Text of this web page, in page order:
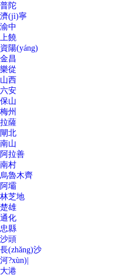
普陀
濟(jì)寧
渝中
上饒
資陽(yáng)
金昌
樂從
山西
六安
保山
梅州
拉薩
閘北
南山
阿拉善
南村
烏魯木齊
阿壩
林芝地
楚雄
通化
忠縣
沙頭
長(zhǎng)沙
河?xùn)|
大港